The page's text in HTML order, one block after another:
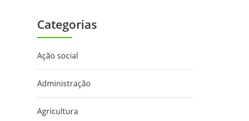
Categorias
Ação social
Administração
Agricultura